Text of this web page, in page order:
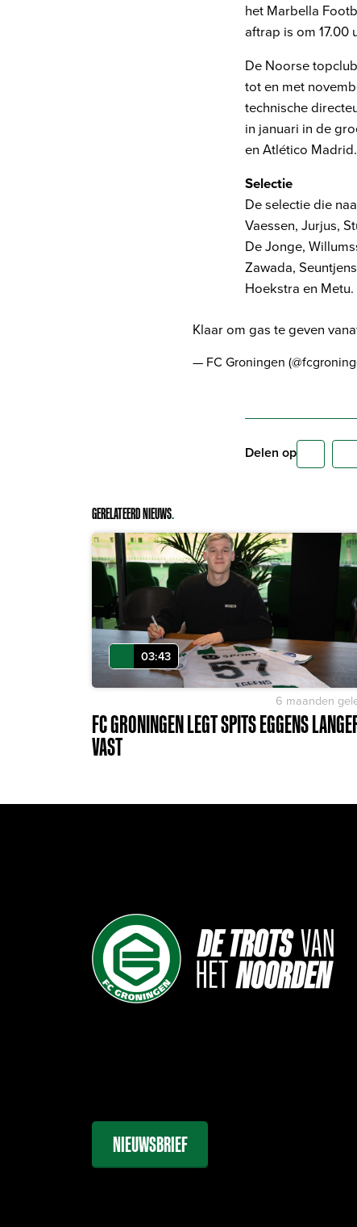
het Marbella
aftrap is om 17.00
De Noorse
tot en met
technische
in januari in de
en Atlético Madrid.
Selectie
De selectie die
Vaessen, Jurjus,
De Jonge,
Zawada,
Hoekstra en Metu.
Klaar om gas te geven
— FC Groningen
Delen op
GERELATEERD NIEUWS.
03:43
6 maanden
FC GRONINGEN LEGT SPITS EGGENS
VAST
NIEUWSBRIEF